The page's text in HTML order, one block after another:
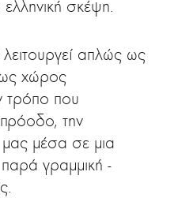
σκέψη.
απλώς ως
χώρος
τρόπο που
την
μας μέσα σε μια
γραμμική -